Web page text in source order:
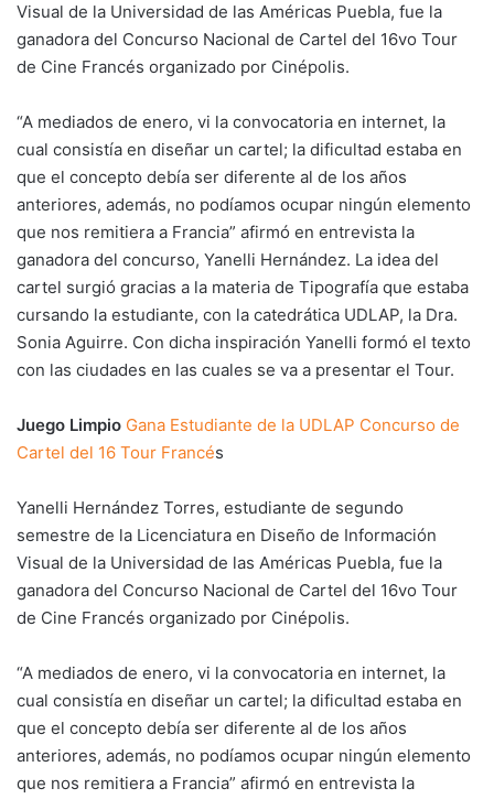
Visual de la Universidad de las Américas Puebla, fue la
ganadora del Concurso Nacional de Cartel del 16vo Tour
de Cine Francés organizado por Cinépolis.
“A mediados de enero, vi la convocatoria en internet, la
cual consistía en diseñar un cartel; la dificultad estaba en
que el concepto debía ser diferente al de los años
anteriores, además, no podíamos ocupar ningún elemento
que nos remitiera a Francia” afirmó en entrevista la
ganadora del concurso, Yanelli Hernández. La idea del
cartel surgió gracias a la materia de Tipografía que estaba
cursando la estudiante, con la catedrática UDLAP, la Dra.
Sonia Aguirre. Con dicha inspiración Yanelli formó el texto
con las ciudades en las cuales se va a presentar el Tour.
Juego Limpio Gana Estudiante de la UDLAP Concurso de
Cartel del 16 Tour Francés
Yanelli Hernández Torres, estudiante de segundo
semestre de la Licenciatura en Diseño de Información
Visual de la Universidad de las Américas Puebla, fue la
ganadora del Concurso Nacional de Cartel del 16vo Tour
de Cine Francés organizado por Cinépolis.
“A mediados de enero, vi la convocatoria en internet, la
cual consistía en diseñar un cartel; la dificultad estaba en
que el concepto debía ser diferente al de los años
anteriores, además, no podíamos ocupar ningún elemento
que nos remitiera a Francia” afirmó en entrevista la